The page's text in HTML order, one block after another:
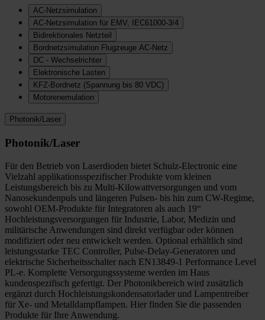
AC-Netzsimulation
AC-Netzsimulation für EMV, IEC61000-3/4
Bidirektionales Netzteil
Bordnetzsimulation Flugzeuge AC-Netz
DC - Wechselrichter
Elektronische Lasten
KFZ-Bordnetz (Spannung bis 80 VDC)
Motorenemulation
Photonik/Laser
Photonik/Laser
Für den Betrieb von Laserdioden bietet Schulz-Electronic eine
Vielzahl applikationsspezifischer Produkte vom kleinen
Leistungsbereich bis zu Multi-Kilowattversorgungen und vom
Nanosekundenpuls und längeren Pulsen- bis hin zum CW-Regime,
sowohl OEM-Produkte für Integratoren als auch 19“
Hochleistungsversorgungen für Industrie, Labor, Medizin und
militärische Anwendungen sind direkt verfügbar oder können
modifiziert oder neu entwickelt werden. Optional erhältlich sind
leistungsstarke TEC Controller, Pulse-Delay-Generatoren und
elektrische Sicherheitsschalter nach EN13849-1 Performance Level
PL-e. Komplette Versorgungssysteme werden im Haus
kundenspezifisch gefertigt. Der Photonikbereich wird zusätzlich
ergänzt durch Hochleistungskondensatorlader und Lampentreiber
für Xe- und Metalldampflampen. Hier finden Sie die passenden
Produkte für Ihre Anwendung.